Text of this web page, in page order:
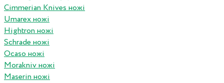
Cimmerian Knives ножі
Umarex ножі
Hightron ножі
Schrade ножі
Ocaso ножі
Morakniv ножі
Maserin ножі